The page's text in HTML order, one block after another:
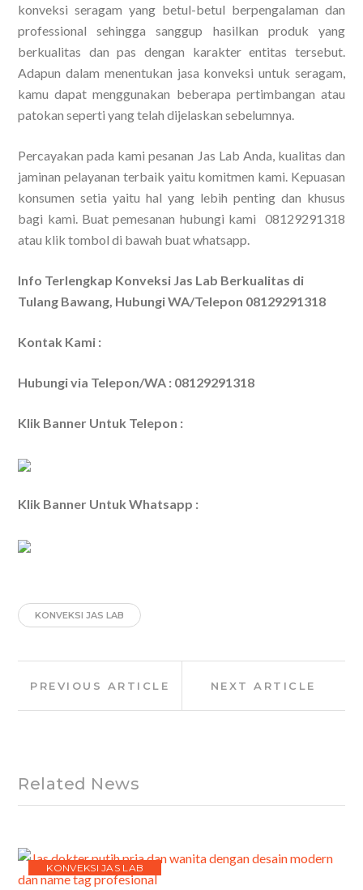
konveksi seragam yang betul-betul berpengalaman dan
professional sehingga sanggup hasilkan produk yang
berkualitas dan pas dengan karakter entitas tersebut.
Adapun dalam menentukan jasa konveksi untuk seragam,
kamu dapat menggunakan beberapa pertimbangan atau
patokan seperti yang telah dijelaskan sebelumnya.
Percayakan pada kami pesanan Jas Lab Anda, kualitas dan
jaminan pelayanan terbaik yaitu komitmen kami. Kepuasan
konsumen setia yaitu hal yang lebih penting dan khusus
bagi kami. Buat pemesanan hubungi kami 08129291318
atau klik tombol di bawah buat whatsapp.
Info Terlengkap Konveksi Jas Lab Berkualitas di
Tulang Bawang, Hubungi WA/Telepon 08129291318
Kontak Kami :
Hubungi via Telepon/WA : 08129291318
Klik Banner Untuk Telepon :
Klik Banner Untuk Whatsapp :
KONVEKSI JAS LAB
navigation
PREVIOUS ARTICLE NEXT ARTICLE
Related News
KONVEKSI JAS LAB